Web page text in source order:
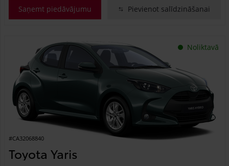
Saņemt piedāvājumu Pievienot salīdzināšanai
Noliktavā
#CA32068840
Toyota Yaris